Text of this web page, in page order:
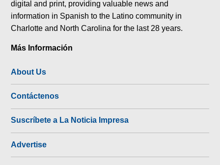
digital and print, providing valuable news and
information in Spanish to the Latino community in
Charlotte and North Carolina for the last 28 years.
Más Información
About Us
Contáctenos
Suscríbete a La Noticia Impresa
Advertise